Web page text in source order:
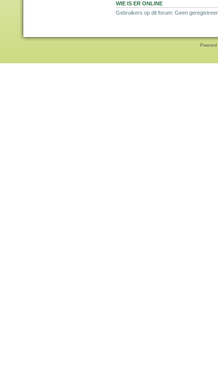
WIE IS ER ONLINE
Gebruikers op dit forum: Geen